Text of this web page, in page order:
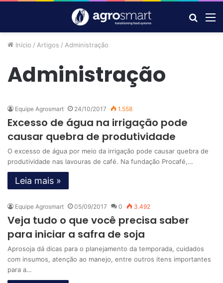
por
Início / Artigos / Administração
Administração
Equipe Agrosmart 24/10/2017 1.558
Excesso de água na irrigação pode
causar quebra de produtividade
O excesso de água por meio da irrigação pode causar quebra de
produtividade nas lavouras de café. Na fundação Procafé,…
Leia mais »
Equipe Agrosmart 05/09/2017 0 3.492
Veja tudo o que você precisa saber
para iniciar a safra de soja
Aprosoja dá dicas para o planejamento da temporada, cuidados
com insumos, atenção ao manejo, entre outros itens importantes
para a…